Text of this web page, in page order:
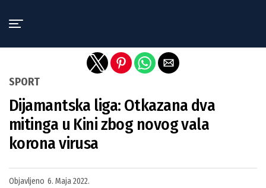
SPORT
Dijamantska liga: Otkazana dva
mitinga u Kini zbog novog vala
korona virusa
Objavljeno 6. Maja 2022.